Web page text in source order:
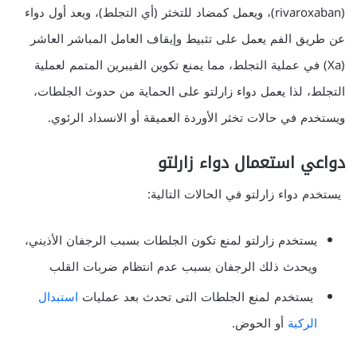
(rivaroxaban)، ويعمل كمضاد للتخثر (أي التجلط)، ويعد أول دواء
عن طريق الفم يعمل على تثبيط وإيقاف العامل المباشر العاشر
(Xa) في عملية التجلط، مما يمنع تكوين الفيبرين المتمم لعملية
التجلط، لذا يعمل دواء زارلتو على الحماية من حدوث الجلطات،
ويستخدم في حالات تخثر الأوردة العميقة أو الانسداد الرئوي.
دواعي استعمال دواء زارلتو
يستخدم دواء زارلتو في الحالات التالية:
يستخدم زارلتو لمنع تكون الجلطات بسبب الرجفان الأذيني،
ويحدث ذلك الرجفان بسبب عدم انتظام ضربات القلب
يستخدم لمنع الجلطات التى تحدث بعد عمليات استبدال
الركبة أو الحوض.